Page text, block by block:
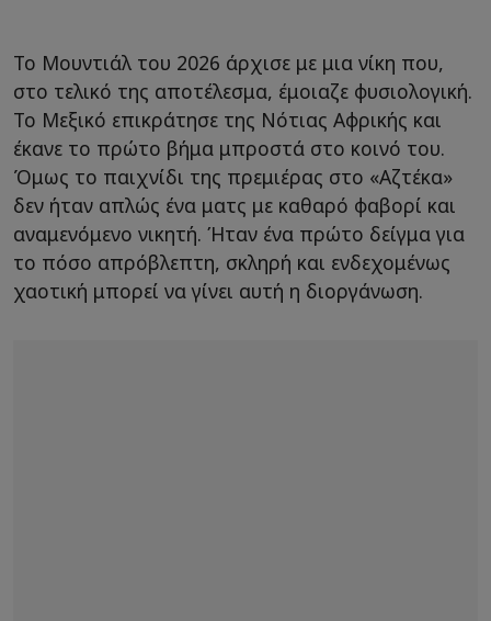
Το Μουντιάλ του 2026 άρχισε με μια νίκη που,
στο τελικό της αποτέλεσμα, έμοιαζε φυσιολογική.
Το Μεξικό επικράτησε της Νότιας Αφρικής και
έκανε το πρώτο βήμα μπροστά στο κοινό του.
Όμως το παιχνίδι της πρεμιέρας στο «Αζτέκα»
δεν ήταν απλώς ένα ματς με καθαρό φαβορί και
αναμενόμενο νικητή. Ήταν ένα πρώτο δείγμα για
το πόσο απρόβλεπτη, σκληρή και ενδεχομένως
χαοτική μπορεί να γίνει αυτή η διοργάνωση.